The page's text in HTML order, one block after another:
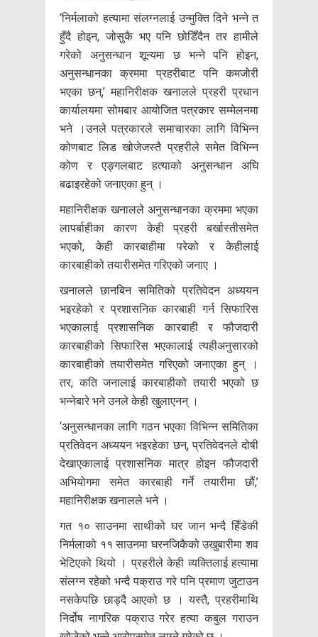
‘निर्मलाको हत्यामा संलग्नलाई उन्मुक्ति दिने भन्ने त
हुँदै होइन, जोसुकै भए पनि छोडिँदैन तर हामीले
गरेको अनुसन्धान शून्यमा छ भन्ने पनि होइन,
अनुसन्धानका क्रममा प्रहरीबाट पनि कमजोरी
भएका छन्,’ महानिरीक्षक खनालले प्रहरी प्रधान
कार्यालयमा सोमबार आयोजित पत्रकार सम्मेलनमा
भने ।उनले पत्रकारले समाचारका लागि विभिन्न
कोणबाट लिड खोजेजस्तै प्रहरीले समेत विभिन्न
कोण र एङ्गलबाट हत्याको अनुसन्धान अघि
बढाइरहेको जनाएका हुन् ।
महानिरीक्षक खनालले अनुसन्धानका क्रममा भएका
लापर्बाहीका कारण केही प्रहरी बर्खास्तीसमेत
भएको, केही कारबाहीमा परेको र केहीलाई
कारबाहीको तयारीसमेत गरिएको जनाए ।
खनालले छानबिन समितिको प्रतिवेदन अध्ययन
भइरहेको र प्रशासनिक कारबाही गर्न सिफारिस
भएकालाई प्रशासनिक कारबाही र फौजदारी
कारबाहीको सिफारिस भएकालाई त्यहीअनुसारको
कारबाहीको तयारीसमेत गरिएको जनाएका हुन् ।
तर, कति जनालाई कारबाहीको तयारी भएको छ
भन्नेबारे भने उनले केही खुलाएनन् ।
‘अनुसन्धानका लागि गठन भएका विभिन्न समितिका
प्रतिवेदन अध्ययन भइरहेका छन्, प्रतिवेदनले दोषी
देखाएकालाई प्रशासनिक मात्र होइन फौजदारी
अभियोगमा समेत कारबाही गर्ने तयारीमा छौं,’
महानिरीक्षक खनालले भने ।
गत १० साउनमा साथीको घर जान भन्दै हिँडेकी
निर्मलाको ११ साउनमा घरनजिकैको उखुबारीमा शव
भेटिएको थियो । प्रहरीले केही व्यक्तिलाई हत्यामा
संलग्न रहेको भन्दै पक्राउ गरे पनि प्रमाण जुटाउन
नसकेपछि छाड्दै आएको छ । यस्तै, प्रहरीमाथि
निर्दोष नागरिक पक्राउ गरेर हत्या कबुल गराउन